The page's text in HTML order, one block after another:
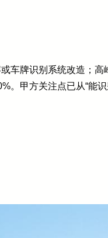
车牌识别系统改造；
甲方关注点已从“能